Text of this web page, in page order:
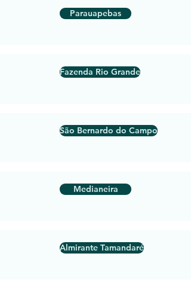
Parauapebas
Fazenda Rio Grande
São Bernardo do Campo
Medianeira
Almirante Tamandaré